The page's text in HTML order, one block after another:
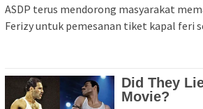
ASDP terus mendorong masyarakat
Ferizy untuk pemesanan tiket kapal feri